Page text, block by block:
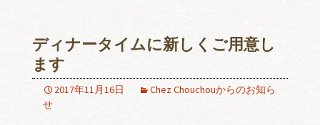
ディナータイムに新しくご用意し
ます
2017年11月16日
Chez Chouchouからのお知ら
せ